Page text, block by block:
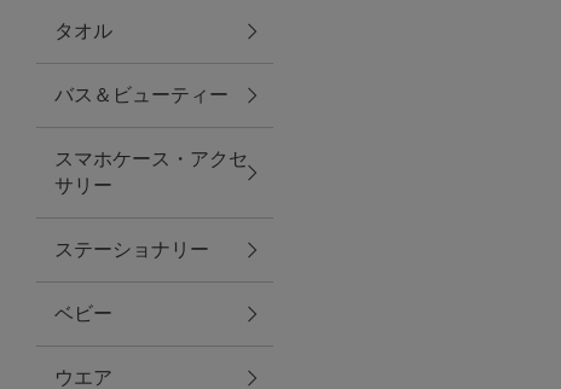
キッチン・ダイニング
ダイニング
キッチン
ファブリック
タオル
バス＆ビューティー
スマホケース・アクセ
サリー
ステーショナリー
ベビー
ウエア